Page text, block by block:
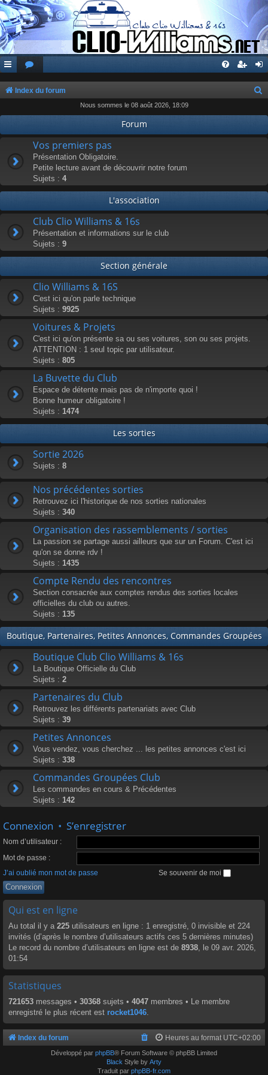
Index du forum
h
c
Nous sommes le 08 août 2026, 18:09
Forum
Vos premiers pas
Présentation Obligatoire.
Petite lecture avant de découvrir notre forum
Sujets : 4
L'association
Club Clio Williams & 16s
Présentation et informations sur le club
Sujets : 9
Section générale
Clio Williams & 16S
C'est ici qu'on parle technique
Sujets : 9925
Voitures & Projets
C'est ici qu'on présente sa ou ses voitures, son ou ses projets.
ATTENTION : 1 seul topic par utilisateur.
Sujets : 805
La Buvette du Club
Espace de détente mais pas de n'importe quoi !
Bonne humeur obligatoire !
Sujets : 1474
Les sorties
Sortie 2026
Sujets : 8
Nos précédentes sorties
Retrouvez ici l'historique de nos sorties nationales
Sujets : 340
Organisation des rassemblements / sorties
La passion se partage aussi ailleurs que sur un Forum. C'est ici
qu'on se donne rdv !
Sujets : 1435
Compte Rendu des rencontres
Section consacrée aux comptes rendus des sorties locales
officielles du club ou autres.
Sujets : 135
Boutique, Partenaires, Petites Annonces, Commandes Groupées
Boutique Club Clio Williams & 16s
La Boutique Officielle du Club
Sujets : 2
Partenaires du Club
Retrouvez les différents partenariats avec Club
Sujets : 39
Petites Annonces
Vous vendez, vous cherchez ... les petites annonces c'est ici
Sujets : 338
Commandes Groupées Club
Les commandes en cours & Précédentes
Sujets : 142
Connexion • S’enregistrer
Nom d’utilisateur :
Mot de passe :
J’ai oublié mon mot de passe
Se souvenir de moi
Qui est en ligne
Au total il y a 225 utilisateurs en ligne : 1 enregistré, 0 invisible et 224
invités (d’après le nombre d’utilisateurs actifs ces 5 dernières minutes)
Le record du nombre d’utilisateurs en ligne est de 8938, le 09 avr. 2026,
01:54
Statistiques
721653 messages • 30368 sujets • 4047 membres • Le membre
enregistré le plus récent est rocket1046.
Index du forum Heures au format UTC+02:00
Développé par phpBB® Forum Software © phpBB Limited
Black Style by Arty
Traduit par phpBB-fr.com